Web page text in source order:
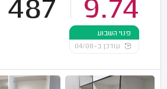
9.74
487
פנוי השבוע
עודכן ב-04/08